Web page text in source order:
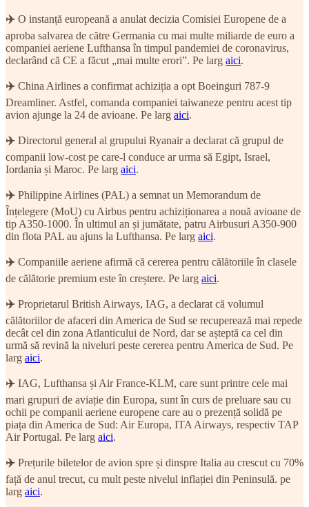
✈️ O instanță europeană a anulat decizia Comisiei Europene de a
aproba salvarea de către Germania cu mai multe miliarde de euro a
companiei aeriene Lufthansa în timpul pandemiei de coronavirus,
declarând că CE a făcut „mai multe erori”. Pe larg aici.
✈️ China Airlines a confirmat achiziția a opt Boeinguri 787-9
Dreamliner. Astfel, comanda companiei taiwaneze pentru acest tip
avion ajunge la 24 de avioane. Pe larg aici.
✈️ Directorul general al grupului Ryanair a declarat că grupul de
companii low-cost pe care-l conduce ar urma să Egipt, Israel,
Iordania și Maroc. Pe larg aici.
✈️ Philippine Airlines (PAL) a semnat un Memorandum de
Înțelegere (MoU) cu Airbus pentru achiziționarea a nouă avioane de
tip A350-1000. În ultimul an și jumătate, patru Airbusuri A350-900
din flota PAL au ajuns la Lufthansa. Pe larg aici.
✈️ Companiile aeriene afirmă că cererea pentru călătoriile în clasele
de călătorie premium este în creștere. Pe larg aici.
✈️ Proprietarul British Airways, IAG, a declarat că volumul
călătoriilor de afaceri din America de Sud se recuperează mai repede
decât cel din zona Atlanticului de Nord, dar se așteptă ca cel din
urmă să revină la niveluri peste cererea pentru America de Sud. Pe
larg aici.
✈️ IAG, Lufthansa și Air France-KLM, care sunt printre cele mai
mari grupuri de aviație din Europa, sunt în curs de preluare sau cu
ochii pe companii aeriene europene care au o prezență solidă pe
piața din America de Sud: Air Europa, ITA Airways, respectiv TAP
Air Portugal. Pe larg aici.
✈️ Prețurile biletelor de avion spre și dinspre Italia au crescut cu 70%
față de anul trecut, cu mult peste nivelul inflației din Peninsulă. pe
larg aici.